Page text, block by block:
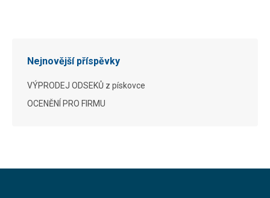
Nejnovější příspěvky
VÝPRODEJ ODSEKŮ z pískovce
OCENĚNÍ PRO FIRMU